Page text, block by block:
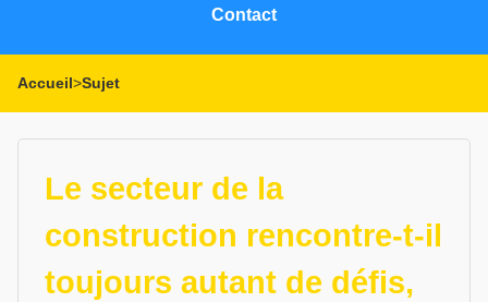
Contact
Accueil>Sujet
Le secteur de la
construction rencontre-t-il
toujours autant de défis,